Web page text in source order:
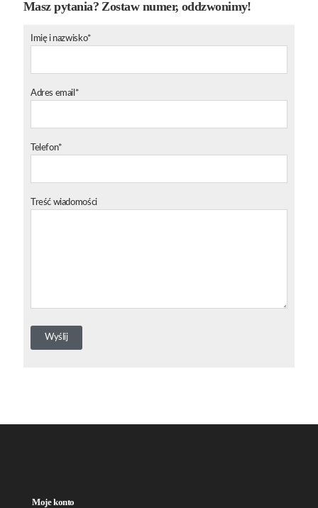
Masz pytania? Zostaw numer, oddzwonimy!
Imię i nazwisko*
Adres email*
Telefon*
Treść wiadomości
Moje konto